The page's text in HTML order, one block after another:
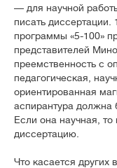
— для научной
писать
программы «5-100»
представителей
преемственность с
педагогическая,
ориентированная
аспирантура должна
Если она научная,
диссертацию.
Что касается